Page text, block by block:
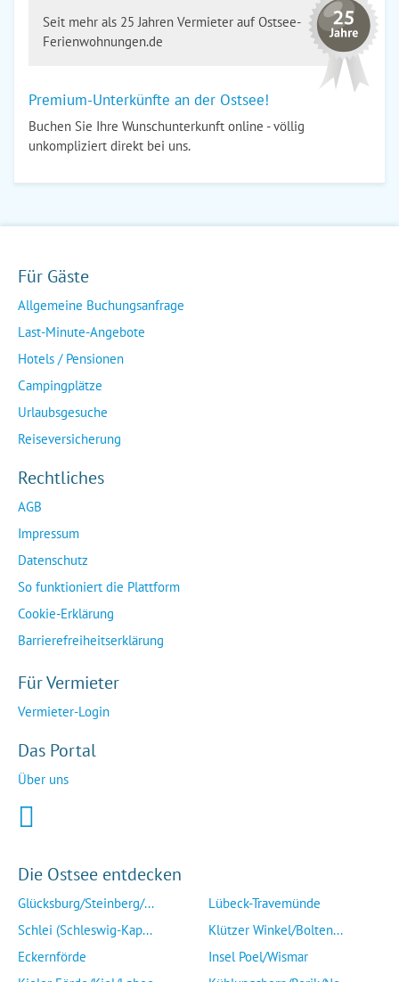
Seit mehr als 25 Jahren Vermieter auf Ostsee-
Ferienwohnungen.de
Premium-Unterkünfte an der Ostsee!
Buchen Sie Ihre Wunschunterkunft online - völlig
unkompliziert direkt bei uns.
Für Gäste
Allgemeine Buchungsanfrage
Last-Minute-Angebote
Hotels / Pensionen
Campingplätze
Urlaubsgesuche
Reiseversicherung
Rechtliches
AGB
Impressum
Datenschutz
So funktioniert die Plattform
Cookie-Erklärung
Barrierefreiheitserklärung
Für Vermieter
Vermieter-Login
Das Portal
Über uns
Die Ostsee entdecken
Glücksburg/Steinberg/...
Schlei (Schleswig-Kap...
Eckernförde
Lübeck-Travemünde
Klützer Winkel/Bolten...
Insel Poel/Wismar